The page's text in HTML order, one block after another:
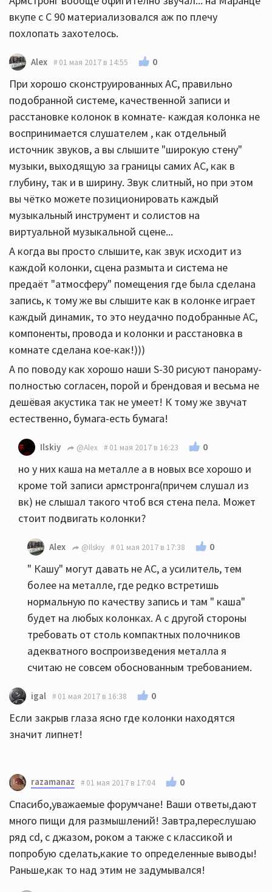
вкупе с С 90 материализовался аж по плечу
похлопать захотелось.
Alex 01 мая 2017 в 14:55 0
При хорошо сконструированных АС, правильно
подобранной системе, качественной записи и
расстановке колонок в комнате- каждая колонка не
воспринимается слушателем , как отдельный
источник звуков, а вы слышите "широкую стену"
музыки, выходящую за границы самих АС, как в
глубину, так и в ширину. Звук слитный, но при этом
вы чётко можете позиционировать каждый
музыкальный инструмент и солистов на
виртуальной музыкальной сцене...
А когда вы просто слышите, как звук исходит из
каждой колонки, сцена размыта и система не
предаёт "атмосферу" помещения где была сделана
запись, к тому же вы слышите как в колонке играет
каждый динамик, то это неудачно подобранные АС,
компоненты, провода и колонки и расстановка в
комнате сделана кое-как!)))
А по поводу как хорошо наши S-30 рисуют панораму-
полностью согласен, порой и брендовая и весьма не
дешёвая акустика так не умеет! К тому же звучат
естественно, бумага-есть бумага!
Ilskiy @Alex 01 мая 2017 в 16:23 0
но у них каша на металле а в новых все хорошо и
кроме той записи армстронга(причем слушал из
вк) не слышал такого чтоб вся стена пела. Может
стоит подвигать колонки?
Alex @Ilskiy 01 мая 2017 в 17:38 0
" Кашу" могут давать не АС, а усилитель, тем
более на металле, где редко встретишь
нормальную по качеству запись и там " каша"
будет на любых колонках. А с другой стороны
требовать от столь компактных полочников
адекватного воспроизведения металла я
считаю не совсем обоснованным требованием.
igal 01 мая 2017 в 16:38 0
Если закрыв глаза ясно где колонки находятся
значит липнет!
razamanaz 01 мая 2017 в 17:04 0
Спасибо,уважаемые форумчане! Ваши ответы,дают
много пищи для размышлений! Завтра,переслушаю
ряд сd, с джазом, роком а также с классикой и
попробую сделать,какие то определенные выводы!
Раньше,как то над этим не задумывался!